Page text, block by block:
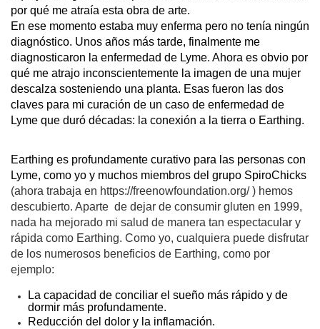
por qué me atraía esta obra de arte.
En ese momento estaba muy enferma pero no tenía ningún
diagnóstico. Unos años más tarde, finalmente me
diagnosticaron la enfermedad de Lyme. Ahora es obvio por
qué me atrajo inconscientemente la imagen de una mujer
descalza sosteniendo una planta. Esas fueron las dos
claves para mi curación de un caso de enfermedad de
Lyme que duró décadas: la conexión a la tierra o Earthing.
Earthing es profundamente curativo para las personas con
(ahora trabaja en https://freenowfoundation.org/ ) hemos
descubierto. Aparte de dejar de consumir gluten en 1999,
nada ha mejorado mi salud de manera tan espectacular y
rápida como Earthing. Como yo, cualquiera puede disfrutar
de los numerosos beneficios de Earthing, como por
ejemplo:
La capacidad de conciliar el sueño más rápido y de
dormir más profundamente.
Reducción del dolor y la inflamación.